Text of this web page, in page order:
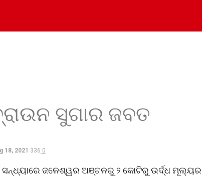
ସୁଗାର ଜବତ
18, 2021 336 0
ସନ୍ଧ୍ୟାରେ ଜଳେଶ୍ୱର ଅଞ୍ଚଳରୁ ୨ କୋଟିରୁ ଉର୍ଦ୍ଧ